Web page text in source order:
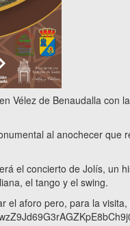
Vélez de Benaudalla con
al anochecer que
el concierto de Jolís, un
el tango y el swing.
el aforo pero, para la